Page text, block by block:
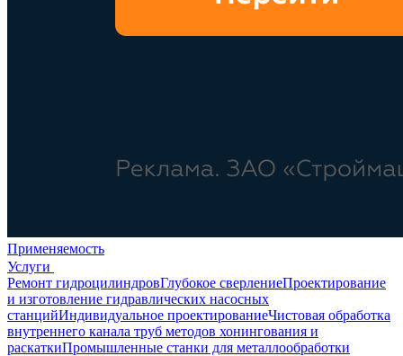
Применяемость
Услуги
Ремонт гидроцилиндровГлубокое сверлениеПроектирование
и изготовление гидравлических насосных
станцийИндивидуальное проектированиеЧистовая обработка
внутреннего канала труб методов хонингования и
раскаткиПромышленные станки для металлообработки